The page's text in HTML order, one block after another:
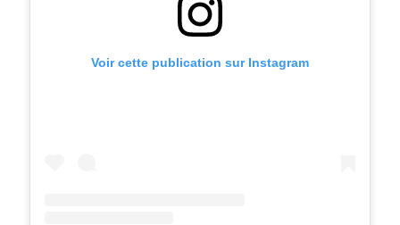
Voir cette publication sur Instagram